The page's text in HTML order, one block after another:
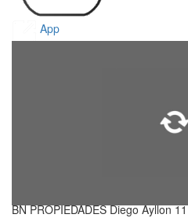
App
BN PROPIEDADES Diego Ayllon 11